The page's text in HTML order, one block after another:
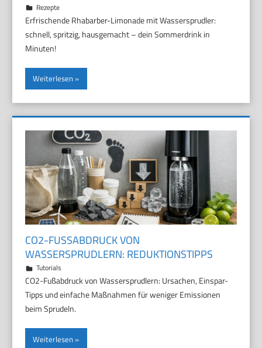
29. März 2026
Marco
Rezepte
Erfrischende Rhabarber-Limonade mit Wassersprudler:
schnell, spritzig, hausgemacht – dein Sommerdrink in
Minuten!
Weiterlesen
CO2-FUSSABDRUCK VON W
ASSERSPRUDLERN: REDUKTIONSTIPPS
29. März 2026
Marco
Tutorials
CO2-Fußabdruck von Wassersprudlern: Ursachen, Einspar-
Tipps und einfache Maßnahmen für weniger Emissionen
beim Sprudeln.
Weiterlesen